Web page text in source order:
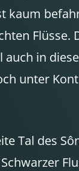
in
unter
Tal des